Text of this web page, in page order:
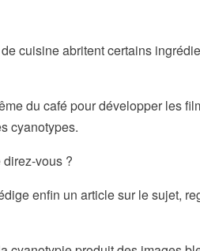
cuisine abritent certains
du café pour développer les
cyanotypes.
direz-vous ?
enfin un article sur le sujet,